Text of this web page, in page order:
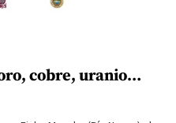
cobre, uranio…